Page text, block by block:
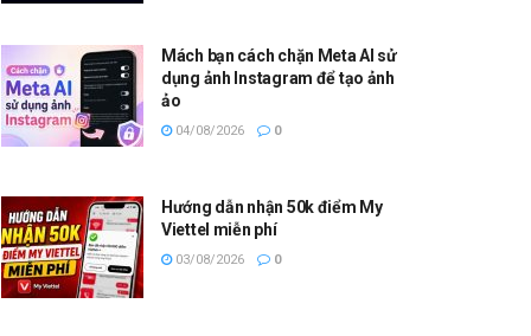
Mách bạn cách chặn Meta AI sử
dụng ảnh Instagram để tạo ảnh
ảo
04/08/2026 0
Hướng dẫn nhận 50k điểm My
Viettel miễn phí
03/08/2026 0